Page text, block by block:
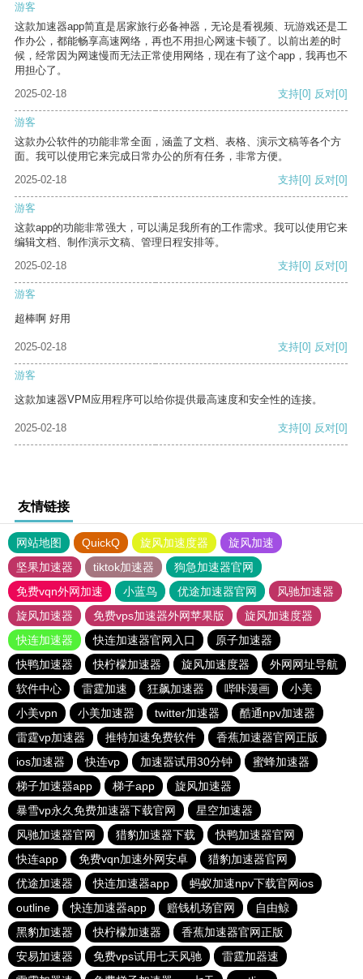
游客
这款加速器app简直是居家旅行必备神器，无论是看视频、玩游戏还是工
作办公，都能畅享高速网络，再也不用担心网速卡顿了。以前出差的时
候，经常因为网速慢而无法正常使用网络，现在有了这个app，我再也不
用担心了。
2025-02-18
支持[0] 反对[0]
游客
这款办公软件的功能非常全面，涵盖了文档、表格、演示文稿等各个方
面。我可以使用它来完成日常办公的所有任务，非常方便。
2025-02-18
支持[0] 反对[0]
游客
这款app的功能非常强大，可以满足我所有的工作需求。我可以使用它来
编辑文档、制作演示文稿、管理日程安排等。
2025-02-18
支持[0] 反对[0]
游客
超棒啊 好用
2025-02-18 支持[0] 反对[0]
游客
这款加速器VPM应用程序可以给你提供最高速度和安全性的连接。
2025-02-18 支持[0] 反对[0]
友情链接
网站地图 QuickQ 旋风加速度器
旋风加速
坚果加速器
tiktok加速器
狗急加速器官网
免费vqn外网加速
小蓝鸟 优途加速器官网
风驰加速器
旋风加速器
免费vps加速器外网苹果版
旋风加速度器
快连加速器
快连加速器官网入口
原子加速器
快鸭加速器
快柠檬加速器 旋风加速度器
外网网址导航
软件中心
雷霆加速 狂飙加速器 哔咔漫画
小美
小美vpn
小美加速器 twitter加速器
酷通npv加速器
雷霆vp加速器
推特加速免费软件
香蕉加速器官网正版
ios加速器
快连vp 加速器试用30分钟
蜜蜂加速器
梯子加速器app
梯子app
旋风加速器
暴雪vp永久免费加速器下载官网
星空加速器
风驰加速器官网
猎豹加速器下载
快鸭加速器官网
快连app
免费vqn加速外网安卓
猎豹加速器官网
优途加速器
快连加速器app
蚂蚁加速npv下载官网ios
outline
快连加速器app 赔钱机场官网
自由鲸
黑豹加速器
快柠檬加速器
香蕉加速器官网正版
安易加速器
免费vps试用七天风驰
雷霆加器速